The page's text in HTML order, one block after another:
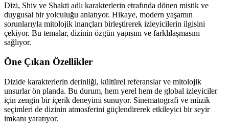
Dizi, Shiv ve Shakti adlı karakterlerin etrafında dönen mistik ve
duygusal bir yolculuğu anlatıyor. Hikaye, modern yaşamın
sorunlarıyla mitolojik inançları birleştirerek izleyicilerin ilgisini
çekiyor. Bu temalar, dizinin özgün yapısını ve farklılaşmasını
sağlıyor.
Öne Çıkan Özellikler
Dizide karakterlerin derinliği, kültürel referanslar ve mitolojik
unsurlar ön planda. Bu durum, hem yerel hem de global izleyiciler
için zengin bir içerik deneyimi sunuyor. Sinematografi ve müzik
seçimleri de dizinin atmosferini güçlendirerek etkileyici bir seyir
imkanı yaratıyor.